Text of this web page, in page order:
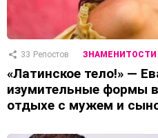
33 Репостов ЗНАМЕНИТОСТИ
«Латинское тело!» —
изумительные формы
отдыхе с мужем и